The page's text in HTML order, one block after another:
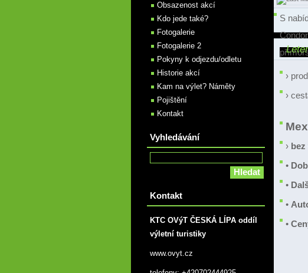
S
›
›
› bez
•
•
•
•
Obsazenost akcí
Kdo jede také?
Fotogalerie
Fotogalerie 2
Pokyny k odjezdu/odletu
Historie akcí
Kam na výlet? Náměty
Pojištění
Kontakt
Vyhledávání
Kontakt
KTC OVýT ČESKÁ LÍPA oddíl
výletní turistiky
www.ovyt.cz